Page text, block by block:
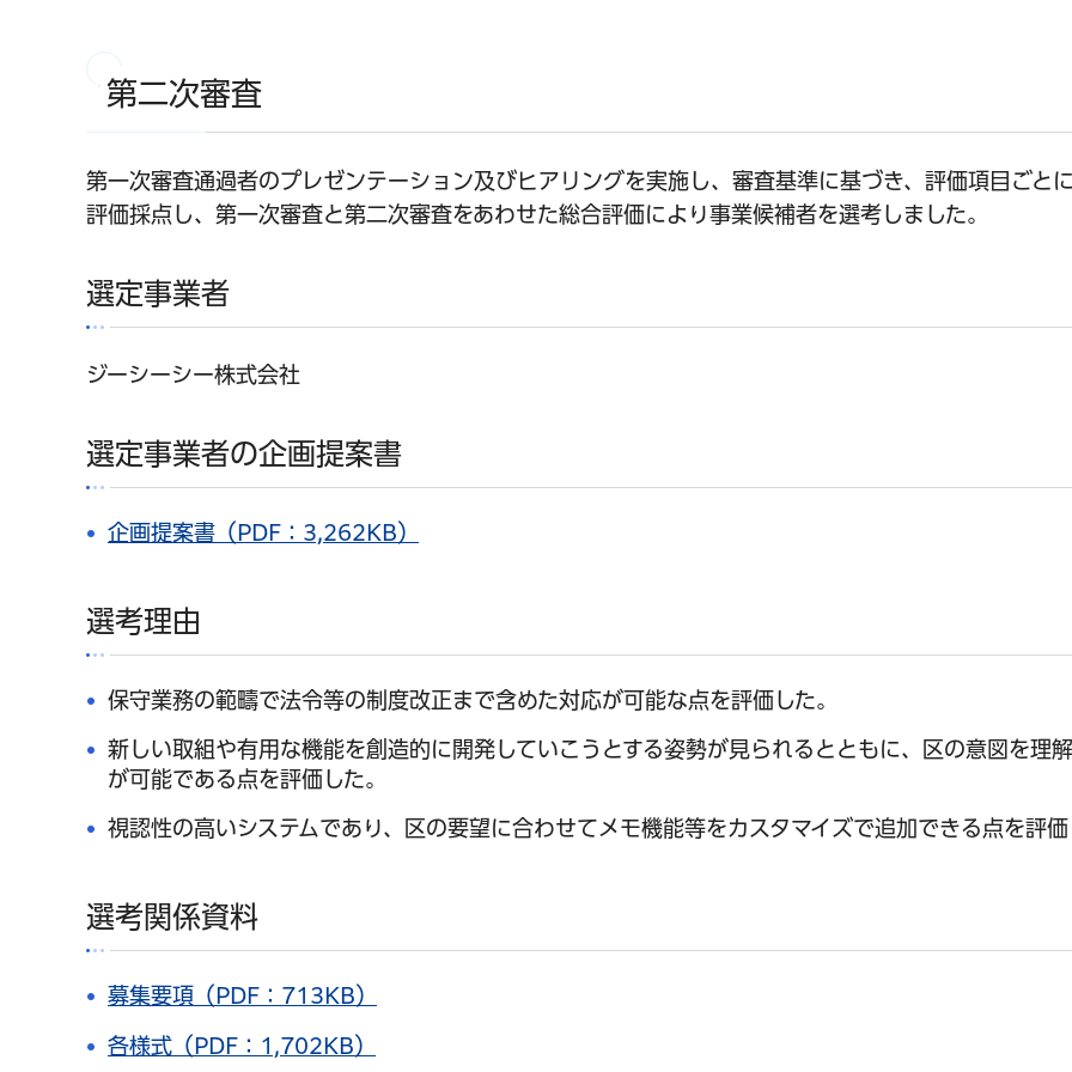
第二次審査
第一次審査通過者のプレゼンテーション及びヒアリングを実施し、審査基準に基づき、評価項目ごと
評価採点し、第一次審査と第二次審査をあわせた総合評価により事業候補者を選考しました。
選定事業者
ジーシーシー株式会社
選定事業者の企画提案書
企画提案書（PDF：3,262KB）
選考理由
保守業務の範疇で法令等の制度改正まで含めた対応が可能な点を評価した。
新しい取組や有用な機能を創造的に開発していこうとする姿勢が見られるとともに、区の意図を理
が可能である点を評価した。
視認性の高いシステムであり、区の要望に合わせてメモ機能等をカスタマイズで追加できる点を評価
選考関係資料
募集要項（PDF：713KB）
各様式（PDF：1,702KB）